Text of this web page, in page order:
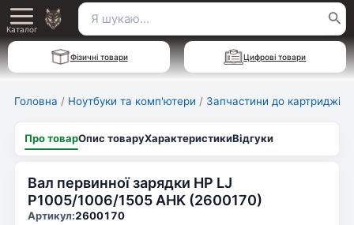
Перейти
до
вмісту
Main
Menu
Каталог
Пошук
для:
Фізичні товари Цифрові товари
Головна / Ноутбуки та комп'ютери / Запчастини до картриджів
Про товарОпис товаруХарактеристикиВідгуки
Вал первинної зарядки HP LJ
P1005/1006/1505 AHK (2600170)
Артикул:2600170